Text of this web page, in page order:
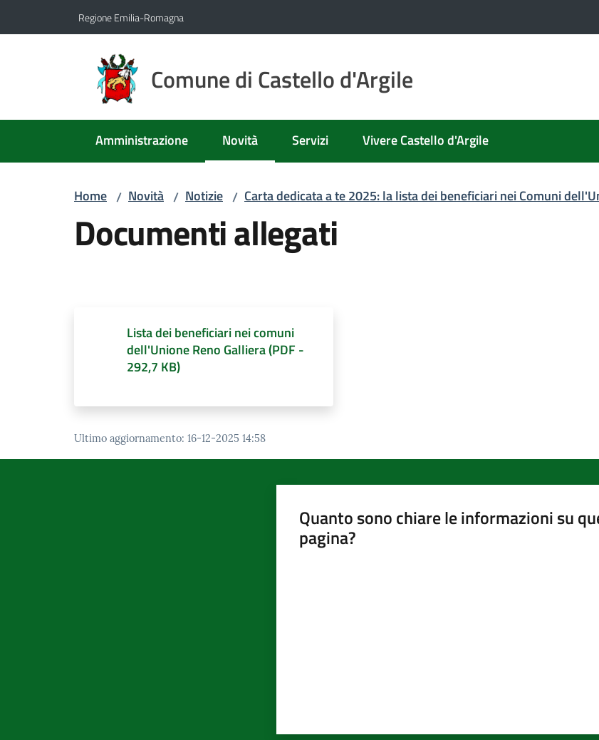
Regione Emilia-Romagna
Comune di Castello d'Argile
Amministrazione Novità
Menu selezionato
Servizi Vivere Castello d'Argile
Home / Novità / Notizie / Carta dedicata a te 2025: la lista dei beneficiari nei Comuni
Documenti allegati
Lista dei beneficiari nei comuni
dell'Unione Reno Galliera(PDF -
292,7 KB)
Ultimo aggiornamento: 16-12-2025 14:58
Quanto sono chiare le informazioni su
pagina?